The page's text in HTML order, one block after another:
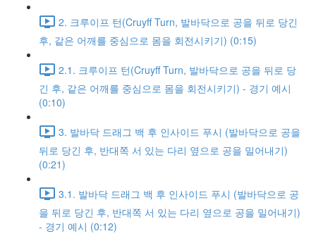
2. 크루이프 턴(Cruyff Turn, 발바닥으로 공을 뒤로 당긴
후, 같은 어깨를 중심으로 몸을 회전시키기) (0:15)
2.1. 크루이프 턴(Cruyff Turn, 발바닥으로 공을 뒤로 당
긴 후, 같은 어깨를 중심으로 몸을 회전시키기) - 경기 예시
(0:10)
3. 발바닥 드래그 백 후 인사이드 푸시 (발바닥으로 공을
뒤로 당긴 후, 반대쪽 서 있는 다리 옆으로 공을 밀어내기)
(0:21)
3.1. 발바닥 드래그 백 후 인사이드 푸시 (발바닥으로 공
을 뒤로 당긴 후, 반대쪽 서 있는 다리 옆으로 공을 밀어내기)
- 경기 예시 (0:12)